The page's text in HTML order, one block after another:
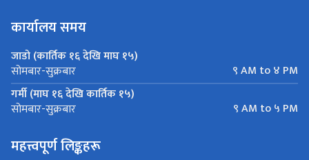
कार्यालय समय
जाडो (कार्तिक १६ देखि माघ १५)
सोमबार-सुक्रबार
९ AM to ४ PM
गर्मी (माघ १६ देखि कार्तिक १५)
सोमबार-सुक्रबार ९ AM to ५ PM
महत्त्वपूर्ण लिङ्कहरू